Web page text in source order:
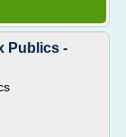
Publics -